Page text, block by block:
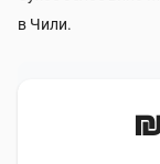
в Чили.